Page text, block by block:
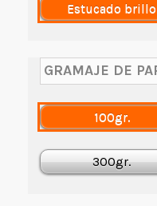
Estucado brillo
GRAMAJE DE
100gr.
300gr.